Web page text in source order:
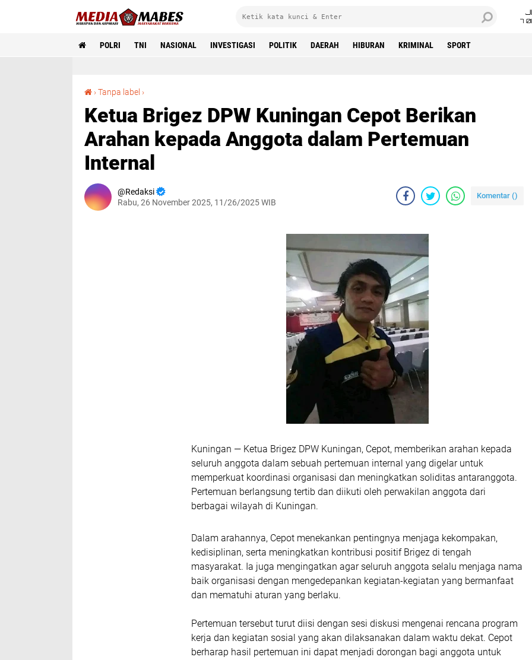
7
POLRI TNI NASIONAL INVESTIGASI POLITIK DAERAH HIBURAN KRIMINAL SPORT
›Tanpa label ›
Ketua Brigez DPW Kuningan Cepot Berikan
Arahan kepada Anggota dalam Pertemuan
Internal
Redaksi
Rabu, 26 November 2025, 11/26/2025 WIB
Komentar ()
Kuningan — Ketua Brigez DPW Kuningan, Cepot, memberikan arahan kepada
seluruh anggota dalam sebuah pertemuan internal yang digelar untuk
memperkuat koordinasi organisasi dan meningkatkan soliditas antaranggota.
Pertemuan berlangsung tertib dan diikuti oleh perwakilan anggota dari
berbagai wilayah di Kuningan.
Dalam arahannya, Cepot menekankan pentingnya menjaga kekompakan,
kedisiplinan, serta meningkatkan kontribusi positif Brigez di tengah
masyarakat. Ia juga mengingatkan agar seluruh anggota selalu menjaga nama
baik organisasi dengan mengedepankan kegiatan-kegiatan yang bermanfaat
dan mematuhi aturan yang berlaku.
Pertemuan tersebut turut diisi dengan sesi diskusi mengenai rencana program
kerja dan kegiatan sosial yang akan dilaksanakan dalam waktu dekat. Cepot
berharap hasil pertemuan ini dapat menjadi dorongan bagi anggota untuk